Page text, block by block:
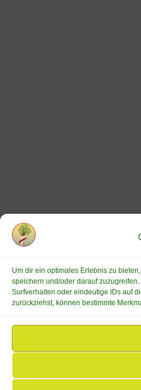
Um dir ein optimales Erlebnis zu
speichern und/oder darauf
Surfverhalten oder eindeutige IDs auf
zurückziehst, können bestimmte